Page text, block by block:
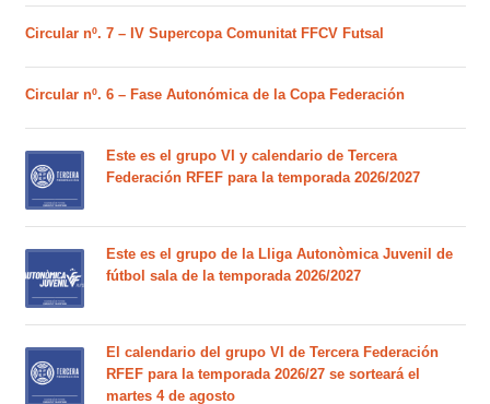
Circular nº. 7 – IV Supercopa Comunitat FFCV Futsal
Circular nº. 6 – Fase Autonómica de la Copa Federación
Este es el grupo VI y calendario de Tercera
Federación RFEF para la temporada 2026/2027
Este es el grupo de la Lliga Autonòmica Juvenil de
fútbol sala de la temporada 2026/2027
El calendario del grupo VI de Tercera Federación
RFEF para la temporada 2026/27 se sorteará el
martes 4 de agosto